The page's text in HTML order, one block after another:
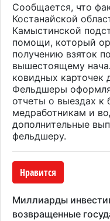
Сообщается, что
Костанайской
Камыстинской
помощи, который
получению взяток
вышестоящему
ковидных карточек
Фельдшеры
отчеты о выездах к
медработникам и
дополнительные
фельдшеру.
Нравится
Миллиарды
возвращенные